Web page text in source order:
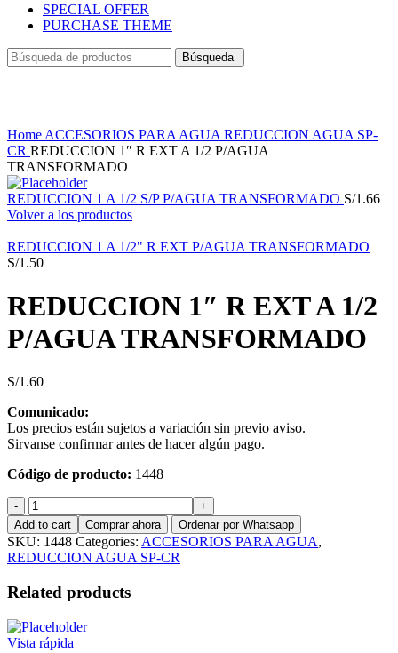
SPECIAL OFFER
PURCHASE THEME
Búsqueda
Home ACCESORIOS PARA AGUA REDUCCION AGUA SP-
CR REDUCCION 1″ R EXT A 1/2 P/AGUA
TRANSFORMADO
REDUCCION 1 A 1/2 S/P P/AGUA TRANSFORMADO S/1.66
Volver a los productos
REDUCCION 1 A 1/2" R EXT P/AGUA TRANSFORMADO
S/1.50
REDUCCION 1″ R EXT A 1/2
P/AGUA TRANSFORMADO
S/1.60
Comunicado:
Los precios están sujetos a variación sin previo aviso.
Sirvanse confirmar antes de hacer algún pago.
Código de producto: 1448
REDUCCION
1"
R
EXT
A
1/2
P/AGUA
quantity
Add to cart Comprar ahora Ordenar por Whatsapp
SKU: 1448 Categories: ACCESORIOS PARA AGUA,
REDUCCION AGUA SP-CR
Related products
Vista rápida